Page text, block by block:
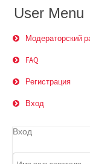
User Menu
Модераторский
FAQ
Регистрация
Вход
Вход